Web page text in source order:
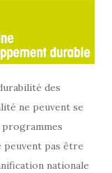
des
ne peuvent se
pas être
nationale